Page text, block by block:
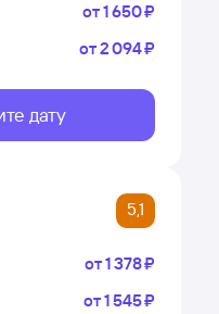
от1 ⁠650 ⁠₽
от2 ⁠094 ⁠₽
дату
5,1
от1 ⁠378 ⁠₽
от1 ⁠545 ⁠₽